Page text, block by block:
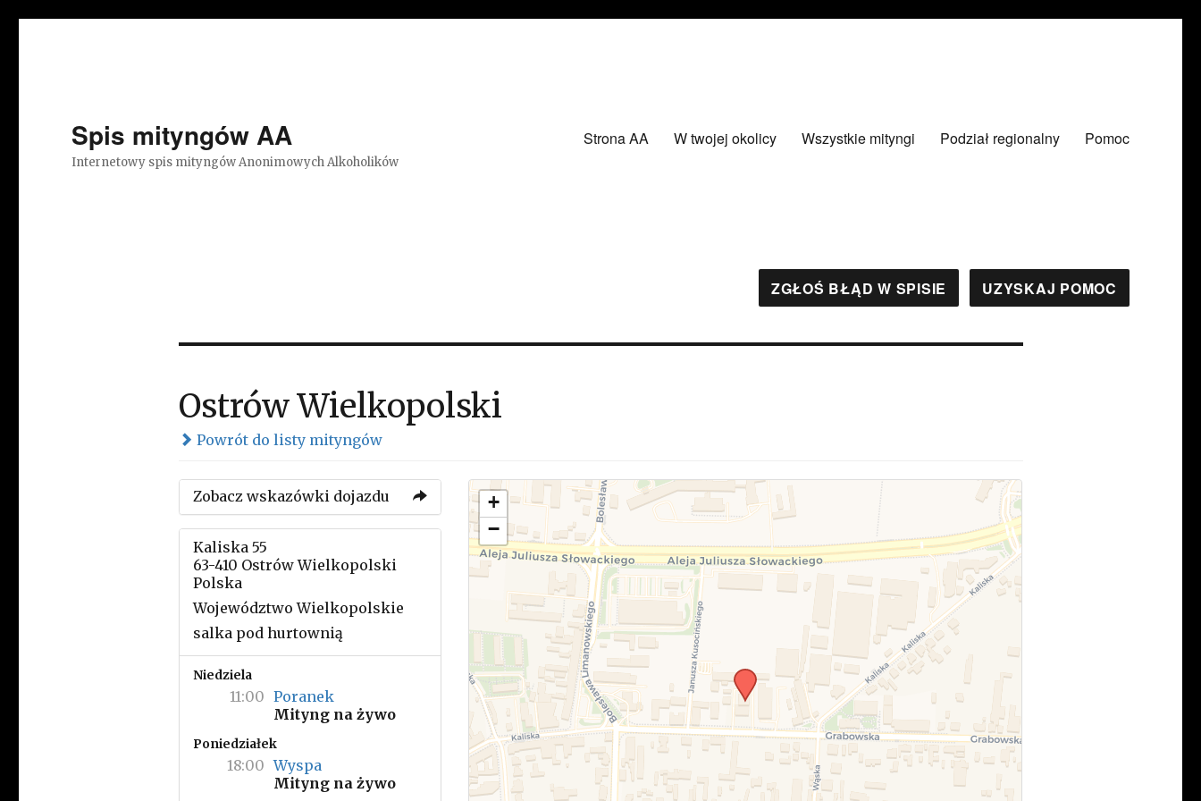
Spis mityngów AA
Internetowy spis mityngów Anonimowych Alkoholików
Strona AA W twojej okolicy Wszystkie mityngi Podział regionalny Pomoc
ZGŁOŚ BŁĄD W SPISIE UZYSKAJ POMOC
Ostrów Wielkopolski
Powrót do listy mityngów
Zobacz wskazówki dojazdu
Kaliska 55
63-410 Ostrów Wielkopolski
Polska
Województwo Wielkopolskie
salka pod hurtownią
Niedziela
11:00 Poranek
Mityng na żywo
Poniedziałek
18:00 Wyspa
Mityng na żywo
+
−